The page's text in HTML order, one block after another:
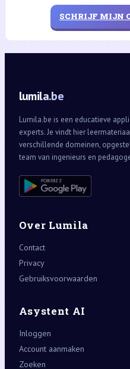
SCHRIJF MIJN
lumila.be
Lumila.be is een educatieve
experts. Je vindt hier
verschillende domeinen,
team van ingenieurs en
Over Lumila
Contact
Privacy
Gebruiksvoorwaarden
Asystent AI
Inloggen
Account aanmaken
Zoeken